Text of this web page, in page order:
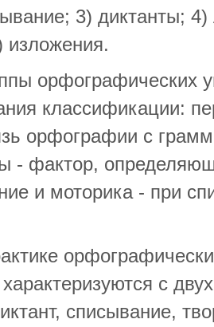
3) диктанты;
изложения.
орфографических
классификации:
орфографии с
- фактор,
и моторика - при
с
списывание,